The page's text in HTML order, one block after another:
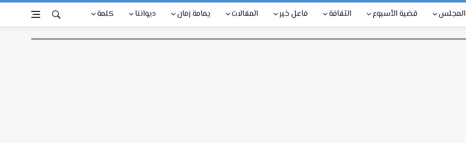
المجلس قضية الأسبوع الثقافة فاعل خير المقالات يمامة زمان ديواننا كلمة